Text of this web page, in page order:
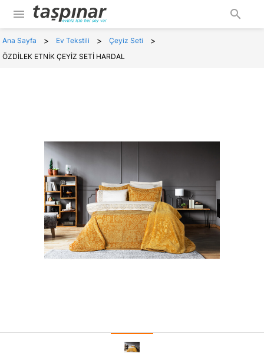
menu search
Ana Sayfa > Ev Tekstili > Çeyiz Seti >
ÖZDİLEK ETNİK ÇEYİZ SETİ HARDAL